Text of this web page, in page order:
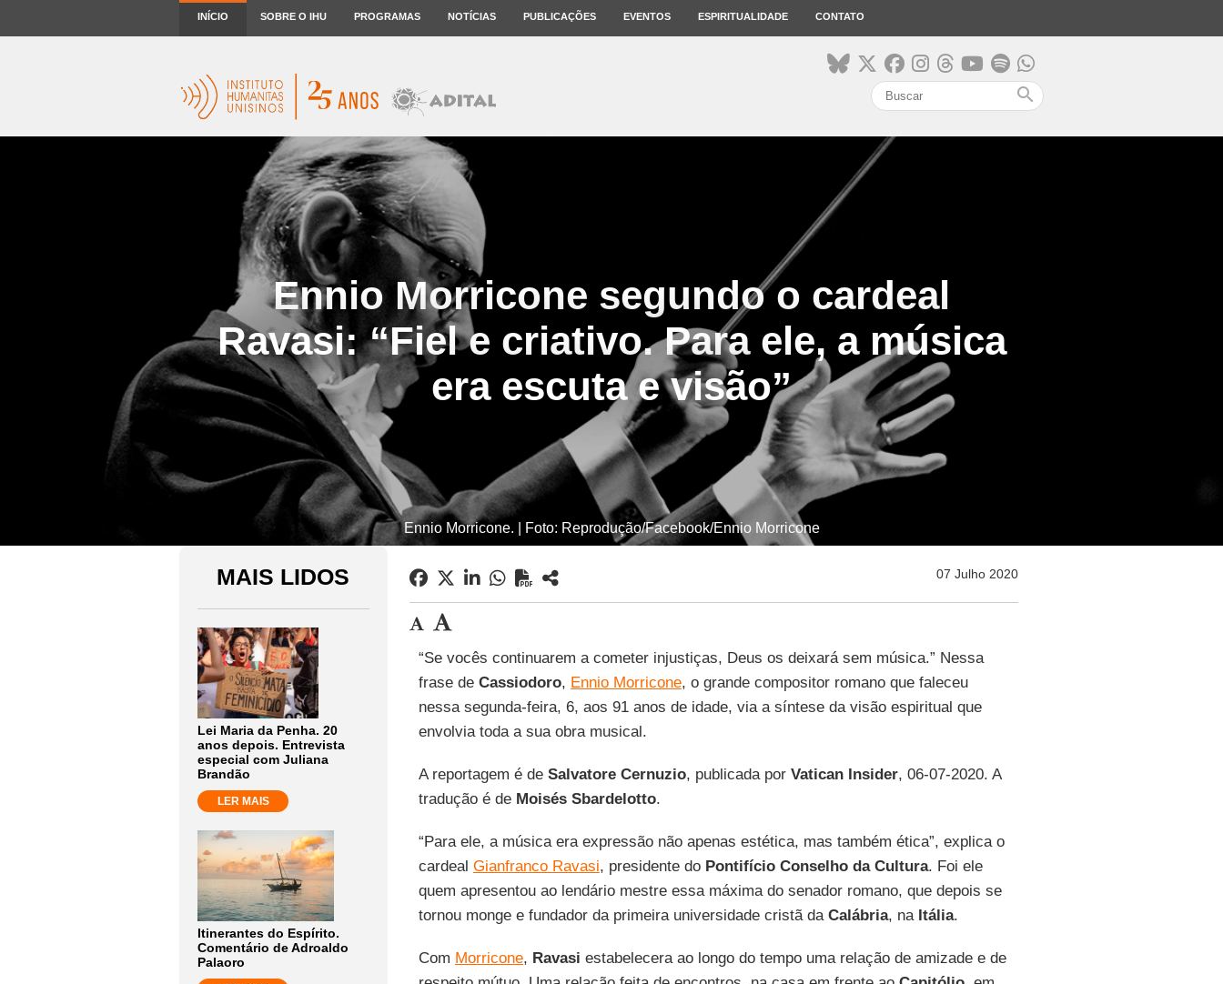
INÍCIO SOBRE O IHU PROGRAMAS NOTÍCIAS PUBLICAÇÕES EVENTOS ESPIRITUALIDADE CONTATO
search
Ennio Morricone segundo o cardeal
Ravasi: “Fiel e criativo. Para ele, a música
era escuta e visão”
Ennio Morricone. | Foto: Reprodução/Facebook/Ennio Morricone
MAIS LIDOS
Lei Maria da Penha. 20
anos depois. Entrevista
especial com Juliana
Brandão
LER MAIS
Itinerantes do Espírito.
Comentário de Adroaldo
Palaoro
07 Julho 2020
“Se vocês continuarem a cometer injustiças, Deus os deixará sem música.” Nessa
frase de Cassiodoro, Ennio Morricone, o grande compositor romano que faleceu
nessa segunda-feira, 6, aos 91 anos de idade, via a síntese da visão espiritual que
envolvia toda a sua obra musical.
A reportagem é de Salvatore Cernuzio, publicada por Vatican Insider, 06-07-2020. A
tradução é de Moisés Sbardelotto.
“Para ele, a música era expressão não apenas estética, mas também ética”, explica o
cardeal Gianfranco Ravasi, presidente do Pontifício Conselho da Cultura. Foi ele
quem apresentou ao lendário mestre essa máxima do senador romano, que depois se
tornou monge e fundador da primeira universidade cristã da Calábria, na Itália.
Com Morricone, Ravasi estabelecera ao longo do tempo uma relação de amizade e de